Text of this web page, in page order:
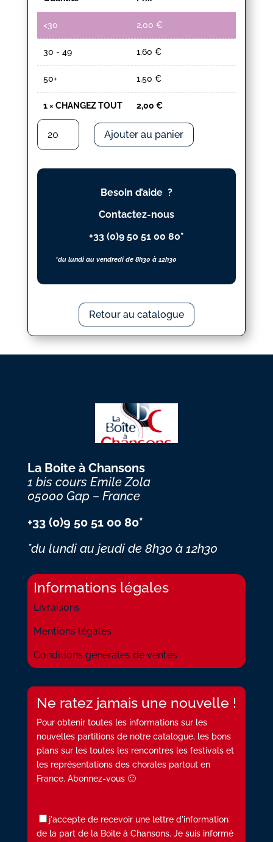
<30 2,00 €
30 - 49 1,60 €
50+ 1,50 €
1× CHANGEZ TOUT 2,00 €
quantité
CHANGEZ
TOUT
Ajouter au panier
Besoin d’aide ?
Contactez-nous
+33 (0)9 50 51 00 80*
*du lundi au vendredi de 8h30 à 12h30
Retour au catalogue
La Boite à Chansons
1 bis cours Emile Zola
05000 Gap – France
+33 (0)9 50 51 00 80*
*du lundi au jeudi de 8h30 à 12h30
Informations légales
Livraisons
Mentions légales
Conditions générales de ventes
Ne ratez jamais une nouvelle !
Pour obtenir toutes les informations sur les
nouvelles partitions de notre catalogue, les bons
plans sur les toutes les rencontres les festivals et
les représentations des chorales partout en
France. Abonnez-vous 🙂
j'accepte de recevoir une lettre d'information
de la part de la Boite à Chansons. Je suis informé